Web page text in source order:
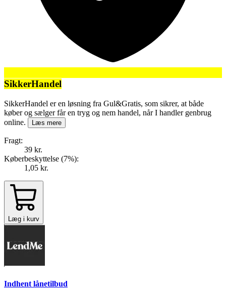
SikkerHandel
SikkerHandel er en løsning fra Gul&Gratis, som sikrer, at både
køber og sælger får en tryg og nem handel, når I handler genbrug
online.
Læs mere
Fragt:
39 kr.
Køberbeskyttelse (7%):
1,05 kr.
Læg i kurv
Indhent lånetilbud